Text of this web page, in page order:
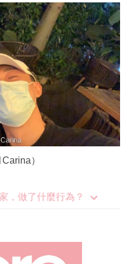
）
，做了什麼行為？